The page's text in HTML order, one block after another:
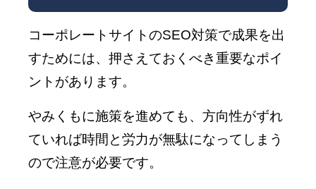
コーポレートサイトのSEO対策で成果を出
すためには、押さえておくべき重要なポイ
ントがあります。
やみくもに施策を進めても、方向性がずれ
ていれば時間と労力が無駄になってしまう
ので注意が必要です。